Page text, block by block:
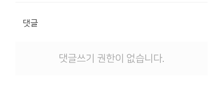
댓글
댓글쓰기 권한이 없습니다.